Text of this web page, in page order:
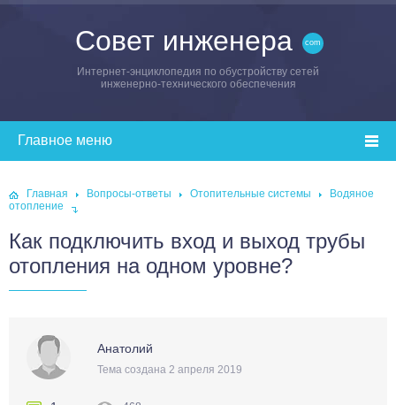
Совет инженера
Интернет-энциклопедия по обустройству сетей
инженерно-технического обеспечения
Главная Вопросы-ответы Отопительные системы
Водяное
отопление
Как подключить вход и выход трубы
отопления на одном уровне?
Анатолий
Тема создана 2 апреля 2019